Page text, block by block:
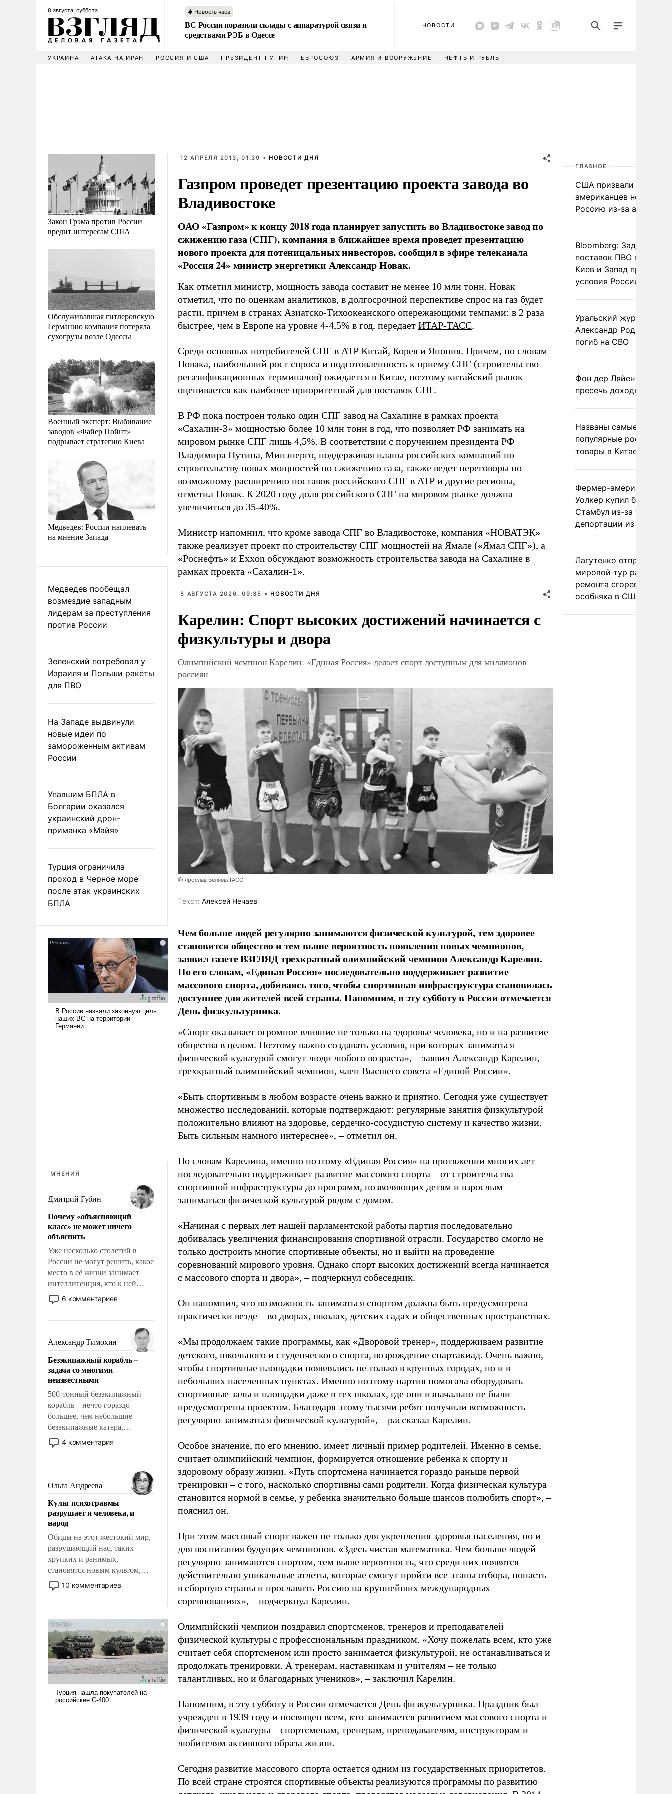
8 августа, суббота Новость часа
ВС России поразили склады с аппаратурой связи и
средствами РЭБ в Одессе
НОВОСТИ
УКРАИНА АТАКА НА ИРАН РОССИЯ И США ПРЕЗИДЕНТ ПУТИН ЕВРОСОЮЗ АРМИЯ И ВООРУЖЕНИЕ НЕФТЬ И РУБЛЬ
Закон Грэма против России
вредит интересам США
Обслуживавшая гитлеровскую
Германию компания потеряла
сухогрузы возле Одессы
Военный эксперт: Выбивание
заводов «Файер Пойнт»
подрывает стратегию Киева
Медведев: России наплевать
на мнение Запада
Медведев пообещал
возмездие западным
лидерам за преступления
против России
Зеленский потребовал у
Израиля и Польши ракеты
для ПВО
На Западе выдвинули
новые идеи по
замороженным активам
России
Упавшим БПЛА в
Болгарии оказался
украинский дрон-
приманка «Майя»
Турция ограничила
проход в Черное море
после атак украинских
БПЛА
МНЕНИЯ
Дмитрий Губин
Почему «объясняющий
класс» не может ничего
объяснить
Уже несколько столетий в
России не могут решить, какое
место в её жизни занимает
интеллигенция, кто к ней
принадлежит, а кого из неё
исключили с правом
чем она отличается от просто
образованных людей. Иногда
казалось, что эти вопросы
решены раз и навсегда, но –
нет, не решены.
6 комментариев
Александр Тимохин
Безэкипажный корабль –
задача со многими
неизвестными
500-тонный безэкипажный
корабль – нечто гораздо
большее, чем небольшие
безэкипажные катера,
применение которых уже
стало обыденностью. Задача по
сложна и амбициозна. Однако
и ее реализация радикально
поднимет наши боевые
возможности.
4 комментария
Ольга Андреева
Культ психотравмы
разрушает и человека, и
народ
Обиды на этот жестокий мир,
разрушающий нас, таких
хрупких и ранимых,
становятся новым культом,
постепенно вытесняя и
отменяя традиционное
ударами судьбы, брать на себя
ответственность, помогать
слабым, идти вперед и
адаптироваться.
10 комментариев
12 АПРЕЛЯ 2013, 01:39 • НОВОСТИ ДНЯ
Газпром проведет презентацию проекта завода во
Владивостоке
ОАО «Газпром» к концу 2018 года планирует запустить во Владивостоке завод по
сжижению газа (СПГ), компания в ближайшее время проведет презентацию
нового проекта для потеницальных инвесторов, сообщил в эфире телеканала
«Россия 24» министр энергетики Александр Новак.
Как отметил министр, мощность завода составит не менее 10 млн тонн. Новак
отметил, что по оценкам аналитиков, в долгосрочной перспективе спрос на газ будет
расти, причем в странах Азиатско-Тихоокеанского опережающими темпами: в 2 раза
быстрее, чем в Европе на уровне 4-4,5% в год, передает ИТАР-ТАСС.
Среди основных потребителей СПГ в АТР Китай, Корея и Япония. Причем, по словам
Новака, наибольший рост спроса и подготовленность к приему СПГ (строительство
регазификационных терминалов) ожидается в Китае, поэтому китайский рынок
оценивается как наиболее приоритетный для поставок СПГ.
В РФ пока построен только один СПГ завод на Сахалине в рамках проекта
«Сахалин-3» мощностью более 10 млн тонн в год, что позволяет РФ занимать на
мировом рынке СПГ лишь 4,5%. В соответствии с поручением президента РФ
Владимира Путина, Минэнерго, поддерживая планы российских компаний по
строительству новых мощностей по сжижению газа, также ведет переговоры по
возможному расширению поставок российского СПГ в АТР и другие регионы,
отметил Новак. К 2020 году доля российского СПГ на мировом рынке должна
увеличиться до 35-40%.
Министр напомнил, что кроме завода СПГ во Владивостоке, компания «НОВАТЭК»
также реализует проект по строительству СПГ мощностей на Ямале («Ямал СПГ»), а
«Роснефть» и Exxon обсуждают возможность строительства завода на Сахалине в
рамках проекта «Сахалин-1».
8 АВГУСТА 2026, 09:35 • НОВОСТИ ДНЯ
Карелин: Спорт высоких достижений начинается с
физкультуры и двора
Олимпийский чемпион Карелин: «Единая Россия» делает спорт доступным для миллионов
россиян
@ Ярослав Беляев/ТАСС
Tекст: Алексей Нечаев
Чем больше людей регулярно занимаются физической культурой, тем здоровее
становится общество и тем выше вероятность появления новых чемпионов,
заявил газете ВЗГЛЯД трехкратный олимпийский чемпион Александр Карелин.
По его словам, «Единая Россия» последовательно поддерживает развитие
массового спорта, добиваясь того, чтобы спортивная инфраструктура становилась
доступнее для жителей всей страны. Напомним, в эту субботу в России отмечается
День физкультурника.
«Спорт оказывает огромное влияние не только на здоровье человека, но и на развитие
общества в целом. Поэтому важно создавать условия, при которых заниматься
физической культурой смогут люди любого возраста», – заявил Александр Карелин,
трехкратный олимпийский чемпион, член Высшего совета «Единой России».
«Быть спортивным в любом возрасте очень важно и приятно. Сегодня уже существует
множество исследований, которые подтверждают: регулярные занятия физкультурой
положительно влияют на здоровье, сердечно-сосудистую систему и качество жизни.
Быть сильным намного интереснее», – отметил он.
По словам Карелина, именно поэтому «Единая Россия» на протяжении многих лет
последовательно поддерживает развитие массового спорта – от строительства
спортивной инфраструктуры до программ, позволяющих детям и взрослым
заниматься физической культурой рядом с домом.
«Начиная с первых лет нашей парламентской работы партия последовательно
добивалась увеличения финансирования спортивной отрасли. Государство смогло не
только достроить многие спортивные объекты, но и выйти на проведение
соревнований мирового уровня. Однако спорт высоких достижений всегда начинается
с массового спорта и двора», – подчеркнул собеседник.
Он напомнил, что возможность заниматься спортом должна быть предусмотрена
практически везде – во дворах, школах, детских садах и общественных пространствах.
«Мы продолжаем такие программы, как «Дворовой тренер», поддерживаем развитие
детского, школьного и студенческого спорта, возрождение спартакиад. Очень важно,
чтобы спортивные площадки появлялись не только в крупных городах, но и в
небольших населенных пунктах. Именно поэтому партия помогала оборудовать
спортивные залы и площадки даже в тех школах, где они изначально не были
предусмотрены проектом. Благодаря этому тысячи ребят получили возможность
регулярно заниматься физической культурой», – рассказал Карелин.
Особое значение, по его мнению, имеет личный пример родителей. Именно в семье,
считает олимпийский чемпион, формируется отношение ребенка к спорту и
здоровому образу жизни. «Путь спортсмена начинается гораздо раньше первой
тренировки – с того, насколько спортивны сами родители. Когда физическая культура
становится нормой в семье, у ребенка значительно больше шансов полюбить спорт», –
пояснил он.
При этом массовый спорт важен не только для укрепления здоровья населения, но и
для воспитания будущих чемпионов. «Здесь чистая математика. Чем больше людей
регулярно занимаются спортом, тем выше вероятность, что среди них появятся
действительно уникальные атлеты, которые смогут пройти все этапы отбора, попасть
в сборную страны и прославить Россию на крупнейших международных
соревнованиях», – подчеркнул Карелин.
Олимпийский чемпион поздравил спортсменов, тренеров и преподавателей
физической культуры с профессиональным праздником. «Хочу пожелать всем, кто уже
считает себя спортсменом или просто занимается физкультурой, не останавливаться и
продолжать тренировки. А тренерам, наставникам и учителям – не только
талантливых, но и благодарных учеников», – заключил Карелин.
Напомним, в эту субботу в России отмечается День физкультурника. Праздник был
учрежден в 1939 году и посвящен всем, кто занимается развитием массового спорта и
физической культуры – спортсменам, тренерам, преподавателям, инструкторам и
любителям активного образа жизни.
Сегодня развитие массового спорта остается одним из государственных приоритетов.
По всей стране строятся спортивные объекты реализуются программы по развитию
ГЛАВНОЕ
США призвали
американцев не
Россию из-за атак ВСУ
Bloomberg: Задержка
поставок ПВО вынудит
Киев и Запад принять
условия России
Уральский журналист
Александр Родионов
погиб на СВО
Фон дер Ляйен
пресечь доходы России
Названы самые
популярные российские
товары в Китае
Фермер-американец
Уолкер купил билет в
Стамбул из-за угрозы
депортации из России
Лагутенко отправился в
мировой тур ради
ремонта сгоревшего
особняка в США